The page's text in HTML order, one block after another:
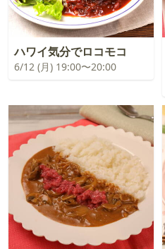
ハワイ気分でロコモコ
6/12 (月) 19:00〜20:00